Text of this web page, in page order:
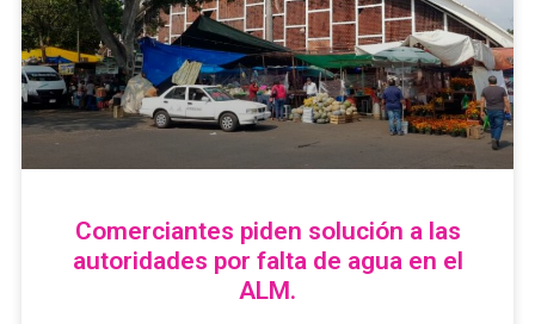
Comerciantes piden solución a las
autoridades por falta de agua en el
ALM.